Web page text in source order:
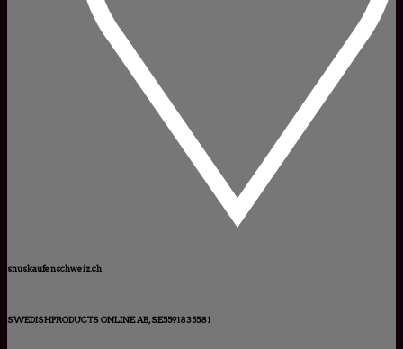
snuskaufenschweiz.ch
SWEDISHPRODUCTS ONLINE AB, SE5591835581